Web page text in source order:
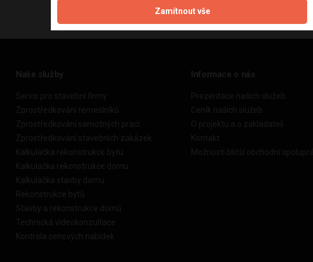
Naše služby
Servis pro stavební firmy
Zprostředkování řemeslníků
Zprostředkování samotných prací
Zprostředkování stavebních zakázek
Kalkulačka rekonstrukce bytu
Kalkulačka rekonstrukce domu
Kalkulačka stavby domu
Rekonstrukce bytů
Stavby a rekonstrukce domů
Technická videokonzultace
Kontrola cenových nabídek
Informace o nás
Prezentace našich služeb
Ceník našich služeb
O projektu a o zakladateli
Kontakt
Možnosti bližší obchodní
Zamítnout vše